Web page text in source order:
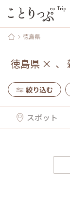
徳島県
徳島県 × 、
絞り込む
スポット